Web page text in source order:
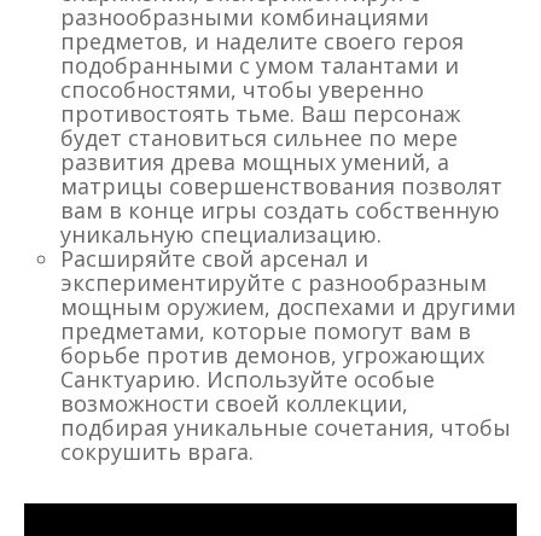
разнообразными комбинациями
предметов, и наделите своего героя
подобранными с умом талантами и
способностями, чтобы уверенно
противостоять тьме. Ваш персонаж
будет становиться сильнее по мере
развития древа мощных умений, а
матрицы совершенствования позволят
вам в конце игры создать собственную
уникальную специализацию.
Расширяйте свой арсенал и
экспериментируйте с разнообразным
мощным оружием, доспехами и другими
предметами, которые помогут вам в
борьбе против демонов, угрожающих
Санктуарию. Используйте особые
возможности своей коллекции,
подбирая уникальные сочетания, чтобы
сокрушить врага.